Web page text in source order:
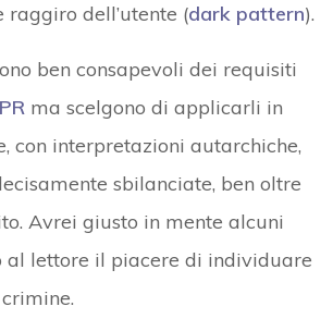
raggiro dell’utente (dark pattern).
ben consapevoli dei requisiti
ma scelgono di applicarli in
con interpretazioni autarchiche,
sbilanciate, ben oltre
Avrei giusto in mente alcuni
al lettore il piacere di individuare